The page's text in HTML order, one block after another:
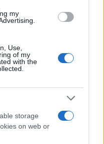
my
Use,
of my
with the
storage
on web or
e il rischio è che
quanto lo